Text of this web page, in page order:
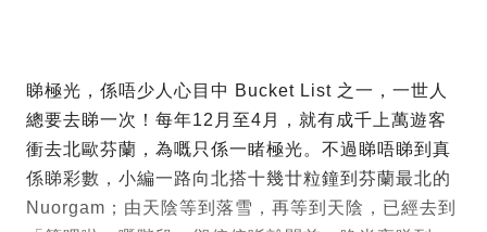
睇極光，係唔少人心目中 Bucket List 之一，一世人
總要去睇一次！每年12月至4月，就有成千上萬遊客
衝去北歐芬蘭，為嘅只係一睹極光。不過睇唔睇到真
係睇彩數，小編一路向北搭十幾廿粒鐘到芬蘭最北的
Nuorgam；由天陰等到落雪，再等到天陰，已經去到